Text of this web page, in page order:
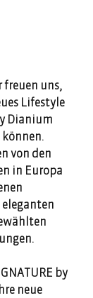
freuen uns,
Lifestyle
Dianium
können.
von den
in Europa
by
neue